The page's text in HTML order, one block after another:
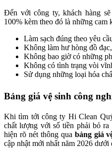
Đến với công ty, khách hàng
100% kèm theo đó là những cam
Làm sạch đúng theo yêu
Không làm hư hòng đồ
Không bao giờ có những
Không có tình trạng vòi
Sử dụng những loại hóa
Bảng giá vệ sinh công
Khi tìm tới công ty Hi Clean
chất lượng với số tiền phải bỏ
hiện rõ nét thông qua bảng giá
cập nhật mới nhất năm 2026 dưới